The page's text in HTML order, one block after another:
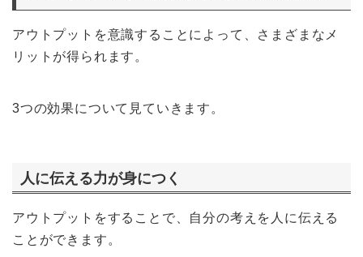
アウトプットを意識することによって、さまざまなメ
リットが得られます。
3つの効果について見ていきます。
人に伝える力が身につく
アウトプットをすることで、自分の考えを人に伝える
ことができます。